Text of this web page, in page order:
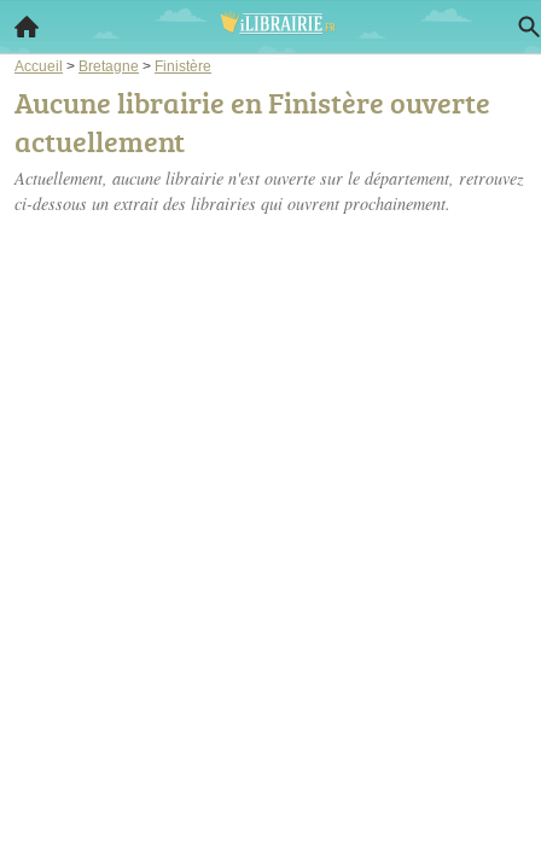
Accueil > Bretagne > Finistère
Aucune librairie en Finistère ouverte
actuellement
Actuellement, aucune librairie n'est ouverte sur le département, retrouvez
ci-dessous un extrait des librairies qui ouvrent prochainement.